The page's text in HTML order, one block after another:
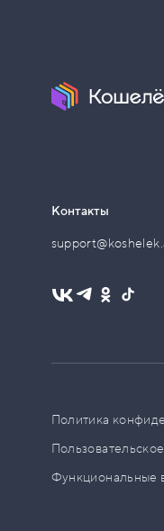
Контакты
Политика
Функциональные